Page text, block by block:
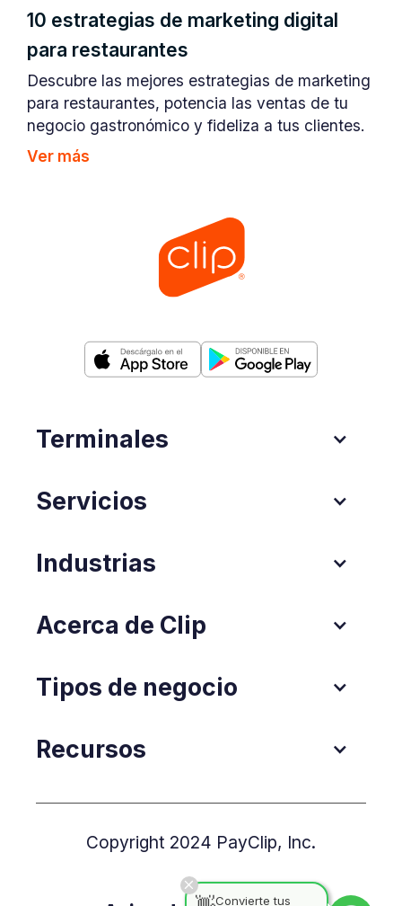
10 estrategias de marketing digital
para restaurantes
Descubre las mejores estrategias de marketing
para restaurantes, potencia las ventas de tu
negocio gastronómico y fideliza a tus clientes.
Ver más
Terminales
Servicios
Industrias
Acerca de Clip
Tipos de negocio
Recursos
Copyright 2024 PayClip, Inc.
Convierte tus